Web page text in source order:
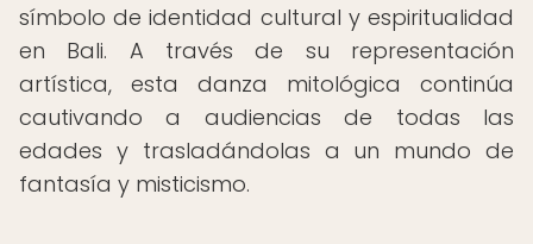
símbolo de identidad cultural y espiritualidad
en Bali. A través de su representación
artística, esta danza mitológica continúa
cautivando a audiencias de todas las
edades y trasladándolas a un mundo de
fantasía y misticismo.